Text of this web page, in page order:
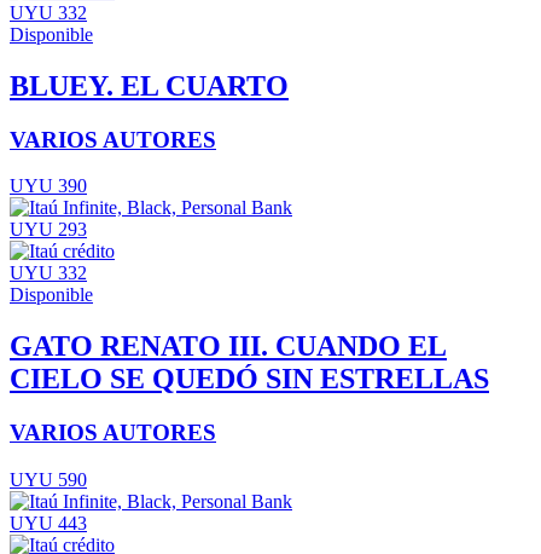
UYU 332
Disponible
BLUEY. EL CUARTO
VARIOS AUTORES
UYU 390
UYU 293
UYU 332
Disponible
GATO RENATO III. CUANDO EL
CIELO SE QUEDÓ SIN ESTRELLAS
VARIOS AUTORES
UYU 590
UYU 443